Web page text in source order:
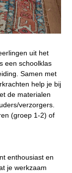
uit het
een schoolklas
Samen met
help je bij
de materialen
verzorgers.
(groep 1-2) of
enthousiast en
je werkzaam